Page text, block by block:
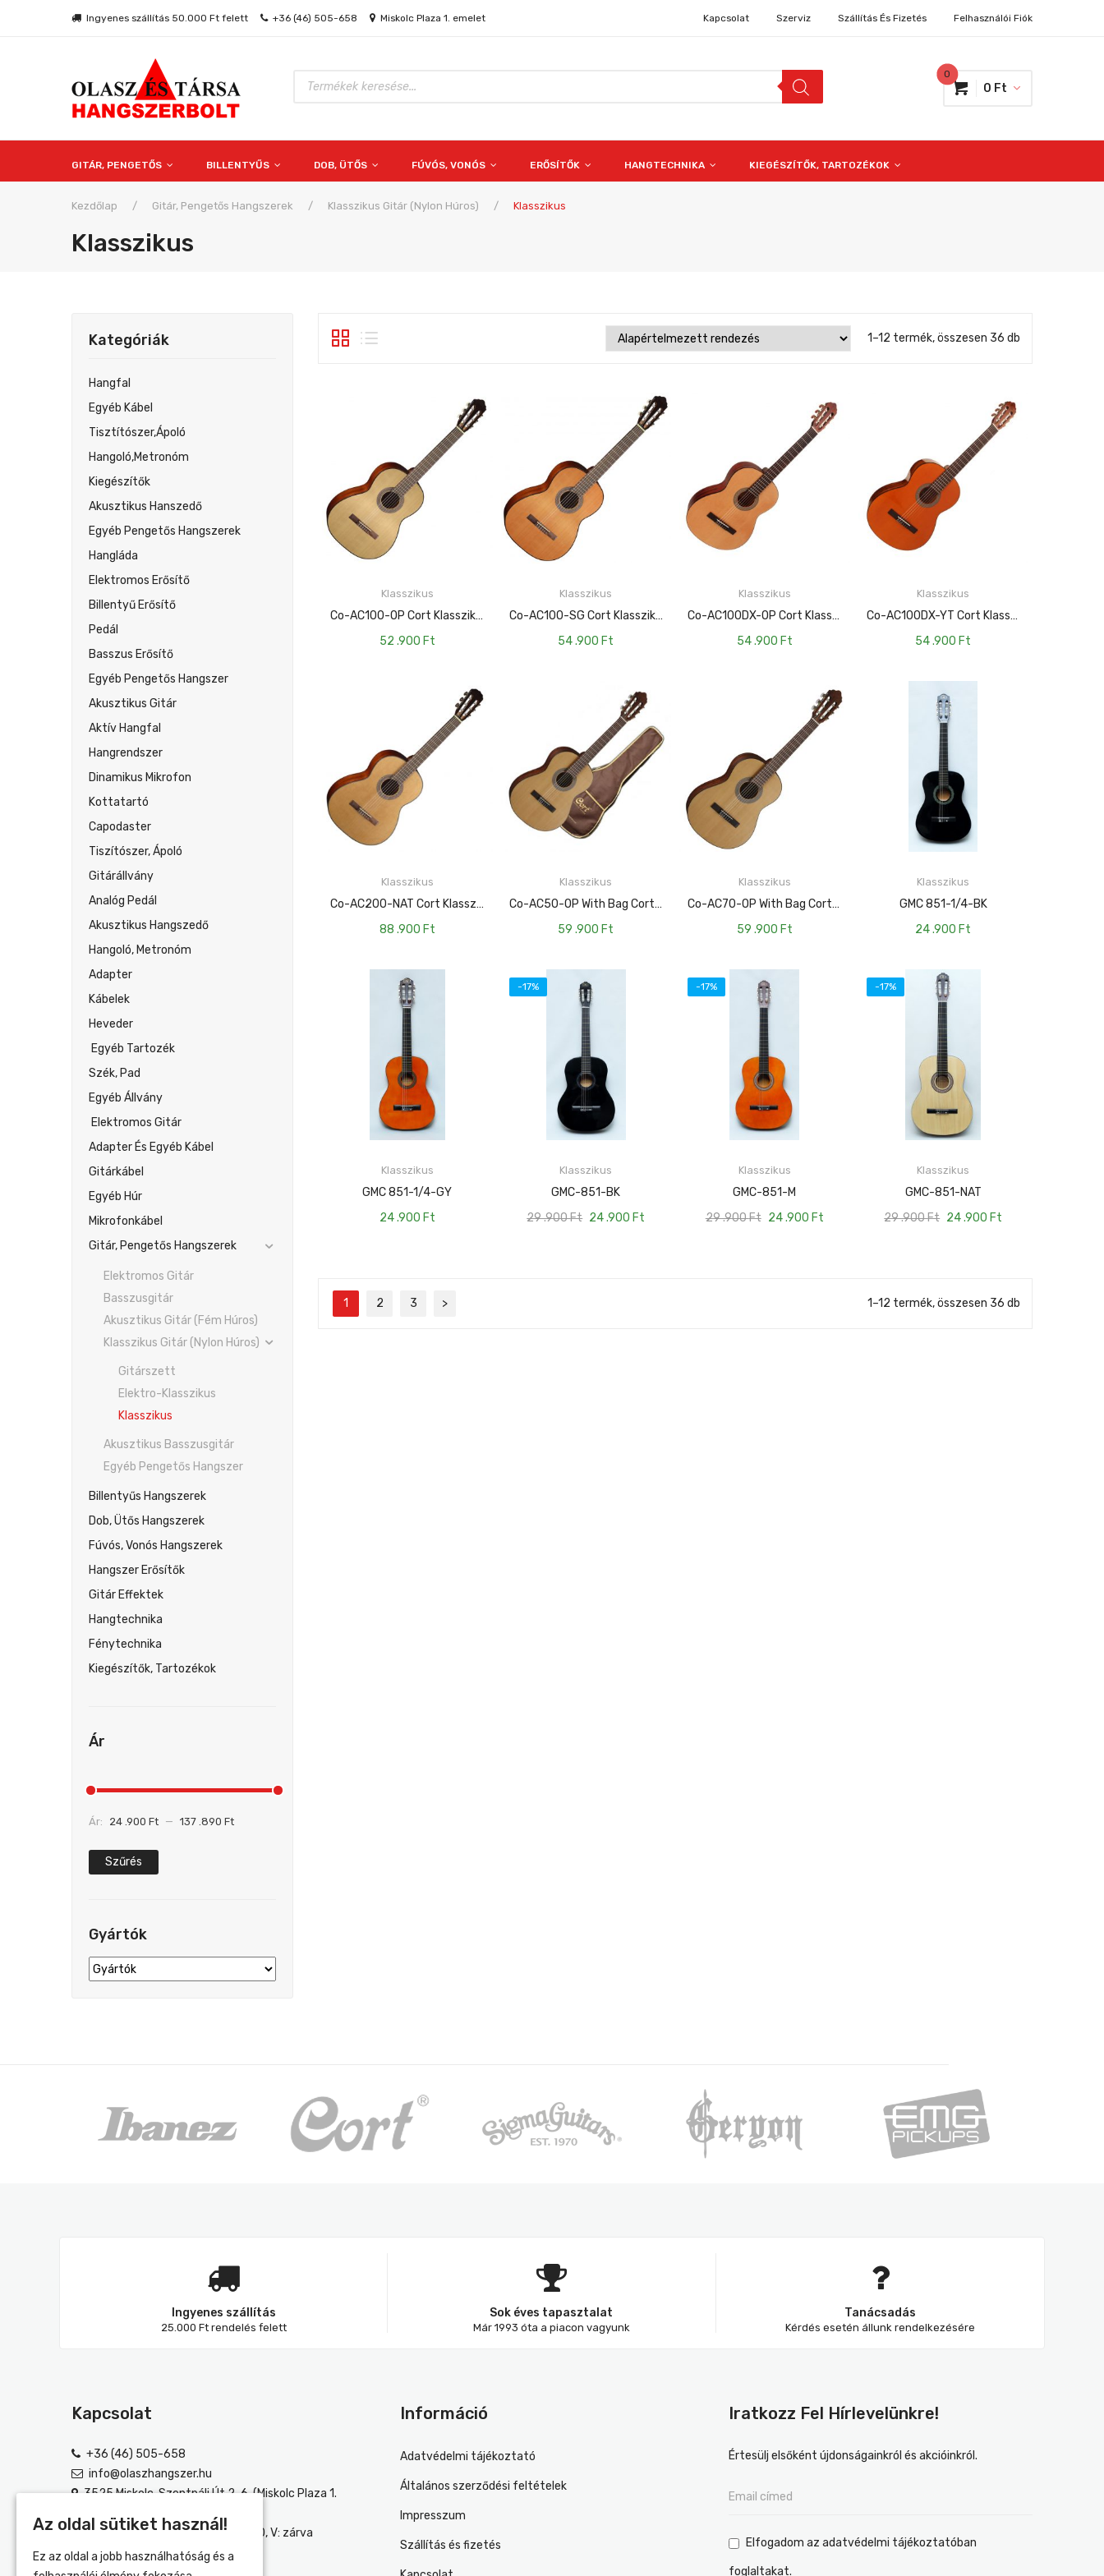
Ingyenes szállítás 50.000 Ft felett +36 (46) 505-658 Miskolc Plaza 1. emelet Kapcsolat Szerviz Szállítás És Fizetés Felhasználói Fiók
search
0
0 Ft
GITÁR, PENGETŐS BILLENTYŰS DOB, ÜTŐS FÚVÓS, VONÓS ERŐSÍTŐK HANGTECHNIKA KIEGÉSZÍTŐK, TARTOZÉKOK
Kezdőlap / Gitár, Pengetős Hangszerek / Klasszikus Gitár (nylon Húros) / Klasszikus
Klasszikus
Kategóriák
Hangfal
Egyéb Kábel
Tisztítószer,ápoló
Hangoló,metronóm
Kiegészítők
Akusztikus Hanszedő
Egyéb Pengetős Hangszerek
Hangláda
Elektromos Erősítő
Billentyű Erősítő
Pedál
Basszus Erősítő
Egyéb Pengetős Hangszer
Akusztikus Gitár
Aktív Hangfal
Hangrendszer
Dinamikus Mikrofon
Kottatartó
Capodaster
Tiszítószer, Ápoló
Gitárállvány
Analóg Pedál
Akusztikus Hangszedő
Hangoló, Metronóm
Adapter
Kábelek
Heveder
Egyéb Tartozék
Szék, Pad
Egyéb Állvány
Elektromos Gitár
Adapter És Egyéb Kábel
Gitárkábel
Egyéb Húr
Mikrofonkábel
Gitár, Pengetős Hangszerek
Elektromos Gitár
Basszusgitár
Akusztikus Gitár (fém Húros)
Klasszikus Gitár (nylon Húros)
Gitárszett
Elektro-Klasszikus
Klasszikus
Akusztikus Basszusgitár
Egyéb Pengetős Hangszer
Billentyűs Hangszerek
Dob, Ütős Hangszerek
Fúvós, Vonós Hangszerek
Hangszer Erősítők
Gitár Effektek
Hangtechnika
Fénytechnika
Kiegészítők, Tartozékok
Ár
Szűrés
Ár: 24 .900 Ft — 137 .890 Ft
Gyártók
1–12 termék, összesen 36 db
Klasszikus
Co-AC100-OP Cort Klasszikus Gitár, Matt Natúr
52 .900 Ft
KOSÁRBA TESZEM
Klasszikus
Co-AC100-SG Cort Klasszikus Gitár, Natúr
54 .900 Ft
KOSÁRBA TESZEM
Klasszikus
Co-AC100DX-OP Cort Klasszikus Gitár Deluxe, Matt Natúr
54 .900 Ft
Klasszikus
Co-AC100DX-YT Cort Klasszikus Gitár Deluxe, Sárga Árnyalatú
54 .900 Ft
Klasszikus
Co-AC200-NAT Cort Klasszikus Gitár, Natúr
88 .900 Ft
KOSÁRBA TESZEM
Klasszikus
Co-AC50-OP With Bag Cort Klasszikus Gitár, 1/2-Es, Matt Natúr, Tokkal
59 .900 Ft
KOSÁRBA TESZEM
Klasszikus
Co-AC70-OP With Bag Cort Klasszikus Gitár, 3/4-Es, Matt Natúr, Tokkal
59 .900 Ft
KOSÁRBA TESZEM
Klasszikus
GMC 851-1/4-BK
24 .900 Ft
KOSÁRBA TESZEM
Klasszikus
GMC 851-1/4-GY
24 .900 Ft
KOSÁRBA TESZEM
-17%
Klasszikus
GMC-851-BK
29 .900Ft 24 .900 Ft
KOSÁRBA TESZEM
-17%
Klasszikus
GMC-851-M
29 .900Ft 24 .900 Ft
KOSÁRBA TESZEM
-17%
Klasszikus
GMC-851-NAT
29 .900Ft 24 .900 Ft
KOSÁRBA TESZEM
1 2 3 > 1–12 termék, összesen 36 db
Ingyenes szállítás
25.000 Ft rendelés felett
Sok éves tapasztalat
Már 1993 óta a piacon vagyunk
Tanácsadás
Kérdés esetén állunk rendelkezésére
Kapcsolat
+36 (46) 505-658
info@olaszhangszer.hu
3525 Miskolc, Szentpáli Út 2-6. (Miskolc Plaza 1.
H-P: 10:00-18:00, SZ: 10:00-18:30, V: zárva
Információ
Adatvédelmi tájékoztató
Általános szerződési feltételek
Impresszum
Szállítás és fizetés
Iratkozz Fel Hírlevelünkre!
Értesülj elsőként újdonságainkról és akcióinkról.
Elfogadom az adatvédelmi tájékoztatóban
foglaltakat.
Az oldal sütiket használ!
Ez az oldal a jobb használhatóság és a